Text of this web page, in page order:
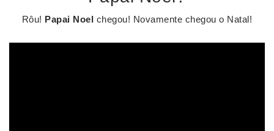
Rôu! Papai Noel chegou! Novamente chegou o Natal!